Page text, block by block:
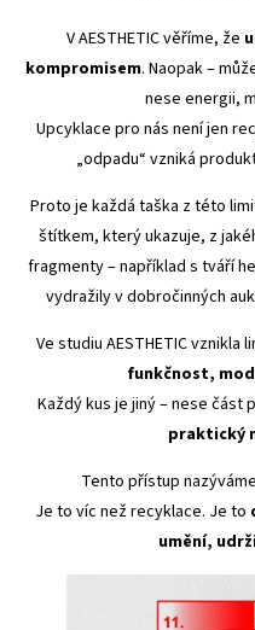
V AESTHETIC věříme, že
kompromisem. Naopak –
nese energii,
Upcyklace pro nás není jen
„odpadu“ vzniká
Proto je každá taška z této
štítkem, který ukazuje, z
fragmenty – například s tváří
vydražily v dobročinných
Ve studiu AESTHETIC
funkčnost,
Každý kus je jiný – nese část
praktický
Tento přístup nazýváme
Je to víc než recyklace. Je to
umění,